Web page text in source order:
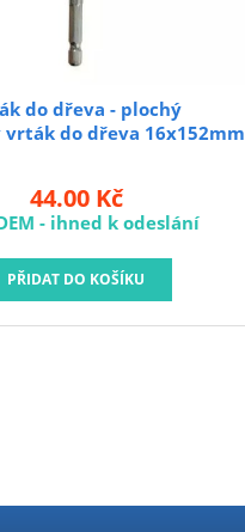
vrták do dřeva 16x152mm
do dřeva - plochý
44.00 Kč
- ihned k odeslání